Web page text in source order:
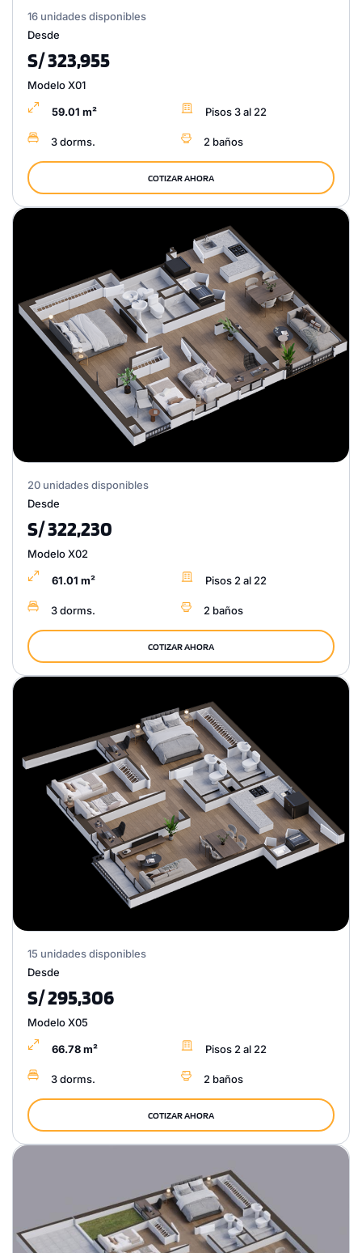
16 unidades disponibles
Desde
S/ 323,955
Modelo X01
59.01 m² Pisos 3 al 22
3 dorms. 2 baños
COTIZAR AHORA
20 unidades disponibles
Desde
S/ 322,230
Modelo X02
61.01 m² Pisos 2 al 22
3 dorms. 2 baños
COTIZAR AHORA
15 unidades disponibles
Desde
S/ 295,306
Modelo X05
66.78 m² Pisos 2 al 22
3 dorms. 2 baños
COTIZAR AHORA